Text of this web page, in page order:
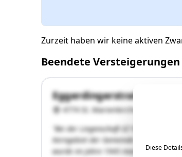
Zurzeit haben wir keine aktiven
Beendete
Diese
Eggerdingerstraße 3
4774 St. Marienkirchen bei
"Bei der Liegenschaft EZ 550 handelt
Kerngebiet der Gemeinde St.
wurde im Jahre 1945 massiv erbaut